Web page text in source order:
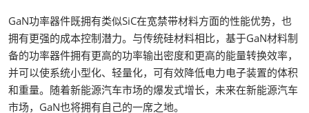
GaN功率器件既拥有类似SiC在宽禁带材料方面的性能优势，也
拥有更强的成本控制潜力。与传统硅材料相比，基于GaN材料制
备的功率器件拥有更高的功率输出密度和更高的能量转换效率，
并可以使系统小型化、轻量化，可有效降低电力电子装置的体积
和重量。随着新能源汽车市场的爆发式增长，未来在新能源汽车
市场，GaN也将拥有自己的一席之地。